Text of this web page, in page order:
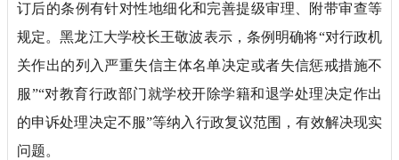
订后的条例有针对性地细化和完善提级审理、附带审查等
规定。黑龙江大学校长王敬波表示，条例明确将“对行政机
关作出的列入严重失信主体名单决定或者失信惩戒措施不
服”“对教育行政部门就学校开除学籍和退学处理决定作出
的申诉处理决定不服”等纳入行政复议范围，有效解决现实
问题。